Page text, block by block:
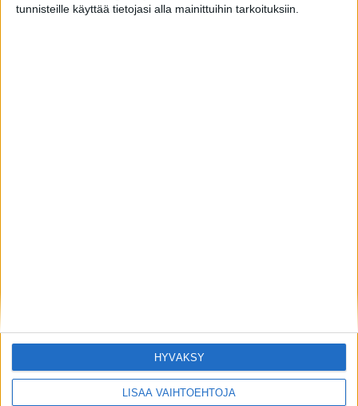
tunnisteille käyttää tietojasi alla mainittuihin tarkoituksiin.
LISÄÄ VAIHTOEHTOJA
HYVÄKSY